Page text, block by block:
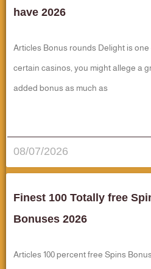
have 2026
Articles Bonus rounds Delight is
certain casinos, you might allege a
added bonus as much as
08/07/2026
Finest 100 Totally free
Bonuses 2026
Articles 100 percent free Spins